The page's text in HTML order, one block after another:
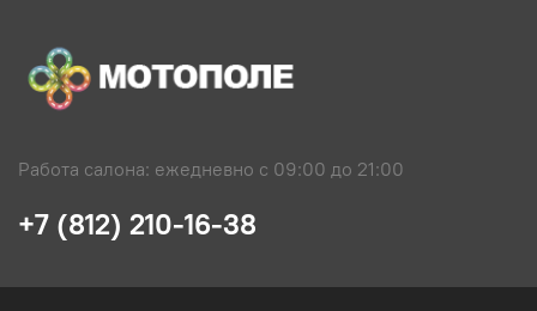
Работа салона: ежедневно с 09:00 до 21:00
+7 (812) 210-16-38